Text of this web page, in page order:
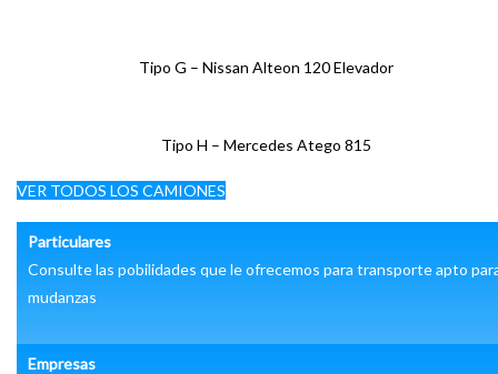
Tipo G – Nissan Alteon 120 Elevador
Tipo H – Mercedes Atego 815
VER TODOS LOS CAMIONES
Particulares
Consulte las pobilidades que le ofrecemos para transporte apto
mudanzas
Empresas